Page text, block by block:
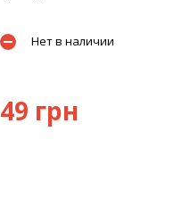
Нет в наличии
49 грн